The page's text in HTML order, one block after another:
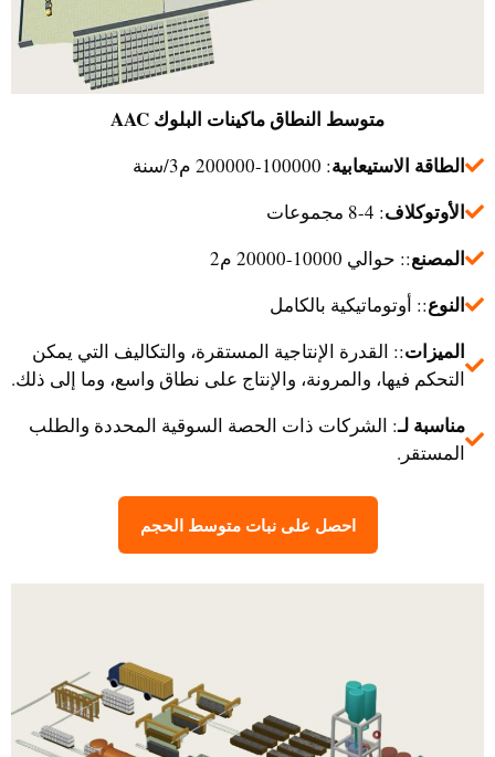
متوسط النطاق ماكينات البلوك AAC
الطاقة الاستيعابية: 100000-200000 م3/سنة
الأوتوكلاف: 4-8 مجموعات
المصنع:: حوالي 10000-20000 م2
النوع:: أوتوماتيكية بالكامل
الميزات:: القدرة الإنتاجية المستقرة، والتكاليف التي يمكن
التحكم فيها، والمرونة، والإنتاج على نطاق واسع، وما إلى ذلك.
مناسبة لـ: الشركات ذات الحصة السوقية المحددة والطلب
المستقر.
احصل على نبات متوسط الحجم